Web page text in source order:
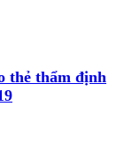
thẻ thẩm định